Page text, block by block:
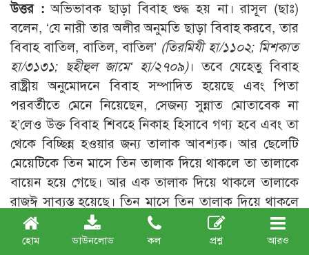
হোম ডাউনলোড কল প্রশ্ন আরও
উত্তর :অভিভাবক ছাড়া বিবাহ শুদ্ধ হয় না। রাসূল (ছাঃ)
বলেন, ‘যে নারী তার অলীর অনুমতি ছাড়া বিবাহ করবে, তার
বিবাহ বাতিল, বাতিল, বাতিল’ (তিরমিযী হা/১১০২; মিশকাত
হা/৩১৩১; ছহীহুল জামে‘ হা/২৭০৯)। তবে যেহেতু বিবাহ
রাষ্ট্রীয় অনুমোদনে বিবাহ সম্পাদিত হয়েছে এবং পিতা
পরবর্তীতে মেনে নিয়েছেন, সেজন্য সুন্নাত মোতাবেক না
হ’লেও উক্ত বিবাহ শিবহে নিকাহ হিসাবে গণ্য হবে এবং তা
থেকে বিচ্ছিন্ন হওয়ার জন্য তালাক আবশ্যক। আর ছেলেটি
মেয়েটিকে তিন মাসে তিন তালাক দিয়ে থাকলে তা তালাকে
বায়েন হয়ে গেছে। আর এক তালাক দিয়ে থাকলে তালাকে
রাজঈ সাব্যস্ত হয়েছে। তিন মাসে তিন তালাক দিয়ে থাকলে
অন্যত্র স্বাভাবিক বিবাহ হওয়া এবং পরবর্তীতে তালাক প্রাপ্তা
না হ’লে পূর্ব স্বামীর সাথে বিবাহের কোন সুযোগ নেই। কিন্তু